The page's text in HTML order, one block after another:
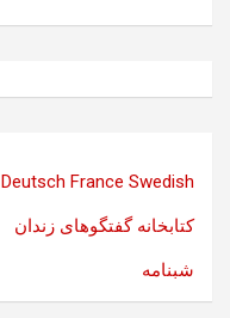
Deutsch France Swedish
کتابخانه گفتگوهای زندان
شبنامه